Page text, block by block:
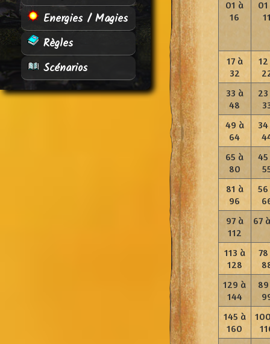
Energies / Magies
Règles
Scénarios
01 à
16
17 à
32
33 à
48
49 à
64
65 à
80
81 à
96
97 à
112
67
113 à
128
129 à
144
145 à
160